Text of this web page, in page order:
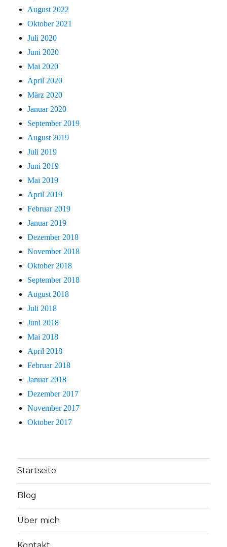
August 2022
Oktober 2021
Juli 2020
Juni 2020
Mai 2020
April 2020
März 2020
Januar 2020
September 2019
August 2019
Juli 2019
Juni 2019
Mai 2019
April 2019
Februar 2019
Januar 2019
Dezember 2018
November 2018
Oktober 2018
September 2018
August 2018
Juli 2018
Juni 2018
Mai 2018
April 2018
Februar 2018
Januar 2018
Dezember 2017
November 2017
Oktober 2017
Startseite
Blog
Über mich